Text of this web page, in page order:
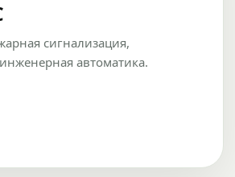
сигнализация,
автоматика.